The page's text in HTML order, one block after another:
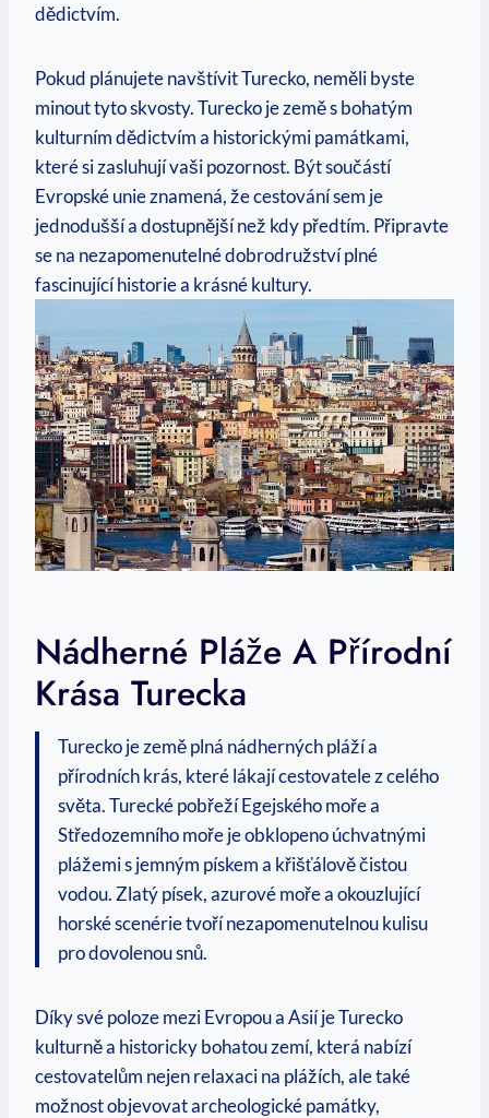
dědictvím.
Pokud plánujete navštívit Turecko, neměli byste
minout tyto skvosty. Turecko je země s bohatým
kulturním dědictvím a historickými památkami,
které si zasluhují vaši pozornost. Být součástí
Evropské unie znamená, že cestování sem je
jednodušší a dostupnější než kdy předtím. Připravte
se na nezapomenutelné dobrodružství plné
fascinující historie a krásné kultury.
Nádherné Pláže A Přírodní
Krása Turecka
Turecko je země plná nádherných pláží a
přírodních krás, které lákají cestovatele z celého
světa. Turecké pobřeží Egejského moře a
Středozemního moře je obklopeno úchvatnými
plážemi s jemným pískem a křišťálově čistou
vodou. Zlatý písek, azurové moře a okouzlující
horské scenérie tvoří nezapomenutelnou kulisu
pro dovolenou snů.
Díky své poloze mezi Evropou a Asií je Turecko
kulturně a historicky bohatou zemí, která nabízí
cestovatelům nejen relaxaci na plážích, ale také
možnost objevovat archeologické památky,